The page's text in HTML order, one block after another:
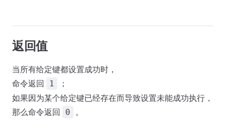
返回值
当所有给定键都设置成功时，
命令返回
1
；
如果因为某个给定键已经存在而导致设置未能成功执行，
那么命令返回
0 。